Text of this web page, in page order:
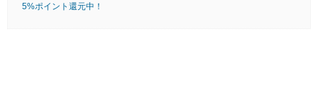
5%ポイント還元中！